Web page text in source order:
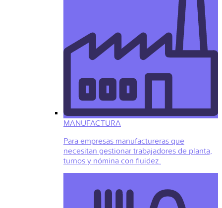
MANUFACTURA
Para empresas manufactureras que
necesitan gestionar trabajadores de planta,
turnos y nómina con fluidez.